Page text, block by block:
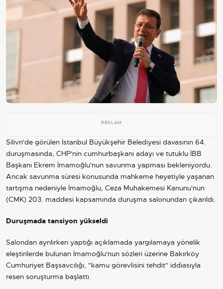
REKLAM
Silivri'de görülen İstanbul Büyükşehir Belediyesi davasının 64.
duruşmasında, CHP'nin cumhurbaşkanı adayı ve tutuklu İBB
Başkanı Ekrem İmamoğlu'nun savunma yapması bekleniyordu.
Ancak savunma süresi konusunda mahkeme heyetiyle yaşanan
tartışma nedeniyle İmamoğlu, Ceza Muhakemesi Kanunu'nun
(CMK) 203. maddesi kapsamında duruşma salonundan çıkarıldı.
Duruşmada tansiyon yükseldi
Salondan ayrılırken yaptığı açıklamada yargılamaya yönelik
eleştirilerde bulunan İmamoğlu'nun sözleri üzerine Bakırköy
Cumhuriyet Başsavcılığı, "kamu görevlisini tehdit" iddiasıyla
resen soruşturma başlattı.